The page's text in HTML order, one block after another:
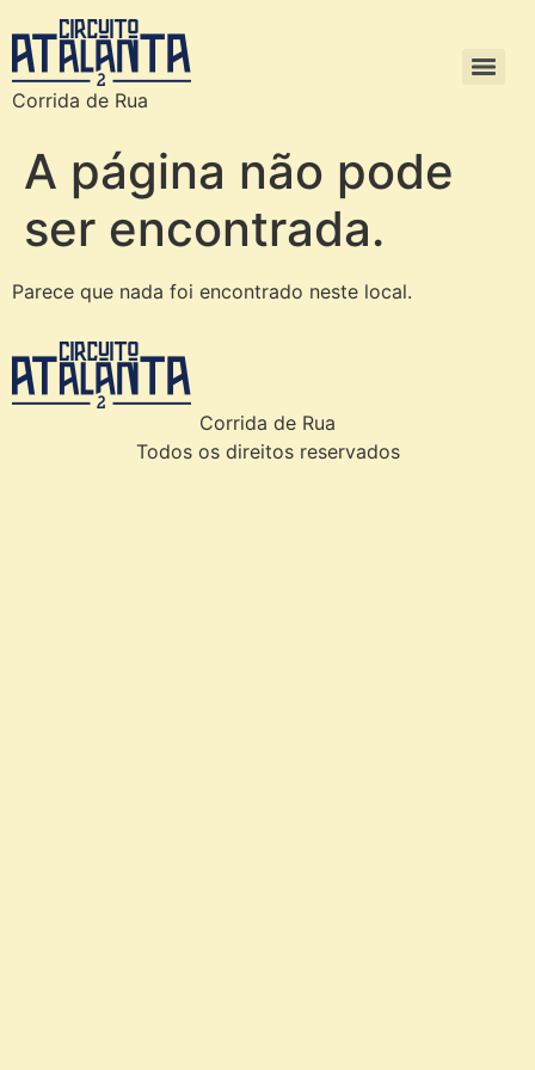
Corrida de Rua
A página não pode
ser encontrada.
Parece que nada foi encontrado neste local.
Corrida de Rua
Todos os direitos reservados